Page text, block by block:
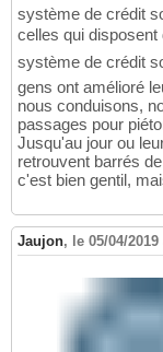
système de crédit
celles qui disposent
système de crédit
gens ont amélioré
nous conduisons,
passages pour
Jusqu'au jour ou
retrouvent barrés
c'est bien gentil,
Jaujon, le 05/04/